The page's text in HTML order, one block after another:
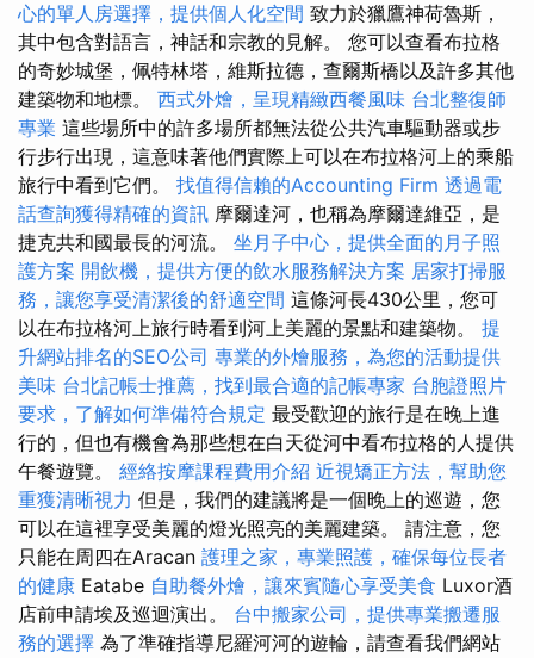
心的單人房選擇，提供個人化空間 致力於獵鷹神荷魯斯，
其中包含對語言，神話和宗教的見解。 您可以查看布拉格
的奇妙城堡，佩特林塔，維斯拉德，查爾斯橋以及許多其他
建築物和地標。 西式外燴，呈現精緻西餐風味 台北整復師
專業 這些場所中的許多場所都無法從公共汽車驅動器或步
行步行出現，這意味著他們實際上可以在布拉格河上的乘船
旅行中看到它們。 找值得信賴的Accounting Firm 透過電
話查詢獲得精確的資訊 摩爾達河，也稱為摩爾達維亞，是
捷克共和國最長的河流。 坐月子中心，提供全面的月子照
護方案 開飲機，提供方便的飲水服務解決方案 居家打掃服
務，讓您享受清潔後的舒適空間 這條河長430公里，您可
以在布拉格河上旅行時看到河上美麗的景點和建築物。 提
升網站排名的SEO公司 專業的外燴服務，為您的活動提供
美味 台北記帳士推薦，找到最合適的記帳專家 台胞證照片
要求，了解如何準備符合規定 最受歡迎的旅行是在晚上進
行的，但也有機會為那些想在白天從河中看布拉格的人提供
午餐遊覽。 經絡按摩課程費用介紹 近視矯正方法，幫助您
重獲清晰視力 但是，我們的建議將是一個晚上的巡遊，您
可以在這裡享受美麗的燈光照亮的美麗建築。 請注意，您
只能在周四在Aracan 護理之家，專業照護，確保每位長者
的健康 Eatabe 自助餐外燴，讓來賓隨心享受美食 Luxor酒
店前申請埃及巡迴演出。 台中搬家公司，提供專業搬遷服
務的選擇 為了準確指導尼羅河河的遊輪，請查看我們網站